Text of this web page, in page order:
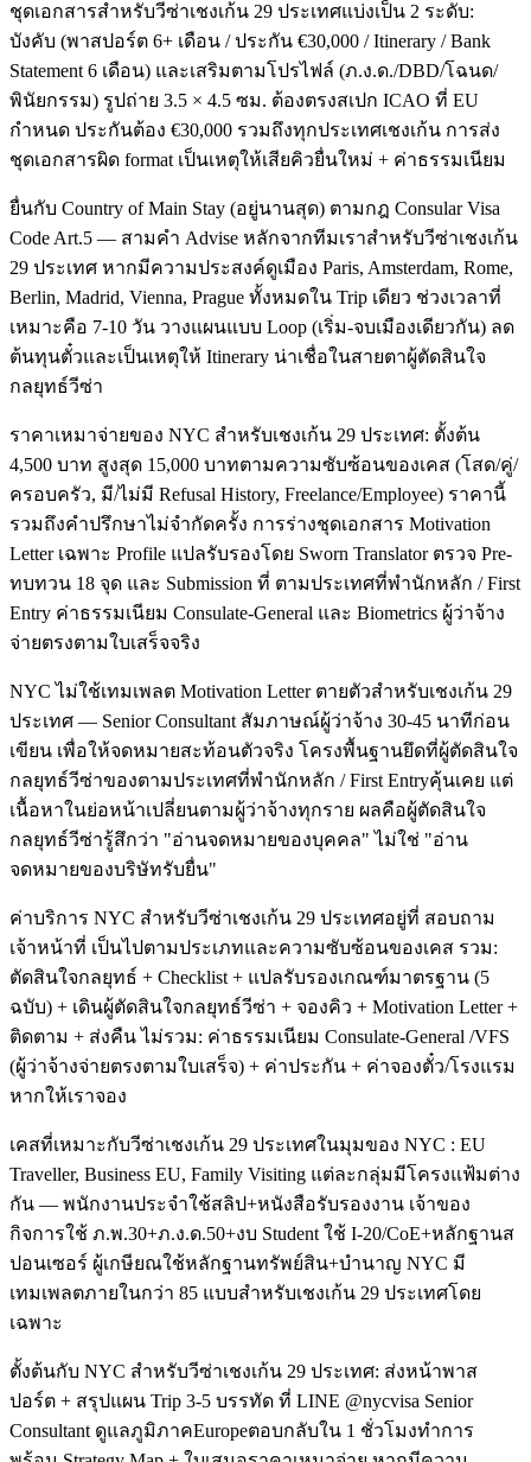
ชุดเอกสารสำหรับวีซ่าเชงเก้น 29 ประเทศแบ่งเป็น 2 ระดับ:
บังคับ (พาสปอร์ต 6+ เดือน / ประกัน €30,000 / Itinerary / Bank
Statement 6 เดือน) และเสริมตามโปรไฟล์ (ภ.ง.ด./DBD/โฉนด/
พินัยกรรม) รูปถ่าย 3.5 × 4.5 ซม. ต้องตรงสเปก ICAO ที่ EU
กำหนด ประกันต้อง €30,000 รวมถึงทุกประเทศเชงเก้น การส่ง
ชุดเอกสารผิด format เป็นเหตุให้เสียคิวยื่นใหม่ + ค่าธรรมเนียม
ยื่นกับ Country of Main Stay (อยู่นานสุด) ตามกฎ Consular Visa
Code Art.5 — สามคำ Advise หลักจากทีมเราสำหรับวีซ่าเชงเก้น
29 ประเทศ หากมีความประสงค์ดูเมือง Paris, Amsterdam, Rome,
Berlin, Madrid, Vienna, Prague ทั้งหมดใน Trip เดียว ช่วงเวลาที่
เหมาะคือ 7-10 วัน วางแผนแบบ Loop (เริ่ม-จบเมืองเดียวกัน) ลด
ต้นทุนตั๋วและเป็นเหตุให้ Itinerary น่าเชื่อในสายตาผู้ตัดสินใจ
กลยุทธ์วีซ่า
ราคาเหมาจ่ายของ NYC สำหรับเชงเก้น 29 ประเทศ: ตั้งต้น
4,500 บาท สูงสุด 15,000 บาทตามความซับซ้อนของเคส (โสด/คู่/
ครอบครัว, มี/ไม่มี Refusal History, Freelance/Employee) ราคานี้
รวมถึงคำปรึกษาไม่จำกัดครั้ง การร่างชุดเอกสาร Motivation
Letter เฉพาะ Profile แปลรับรองโดย Sworn Translator ตรวจ Pre-
ทบทวน 18 จุด และ Submission ที่ ตามประเทศที่พำนักหลัก / First
Entry ค่าธรรมเนียม Consulate-General และ Biometrics ผู้ว่าจ้าง
จ่ายตรงตามใบเสร็จจริง
NYC ไม่ใช้เทมเพลต Motivation Letter ตายตัวสำหรับเชงเก้น 29
ประเทศ — Senior Consultant สัมภาษณ์ผู้ว่าจ้าง 30-45 นาทีก่อน
เขียน เพื่อให้จดหมายสะท้อนตัวจริง โครงพื้นฐานยึดที่ผู้ตัดสินใจ
กลยุทธ์วีซ่าของตามประเทศที่พำนักหลัก / First Entryคุ้นเคย แต่
เนื้อหาในย่อหน้าเปลี่ยนตามผู้ว่าจ้างทุกราย ผลคือผู้ตัดสินใจ
กลยุทธ์วีซ่ารู้สึกว่า "อ่านจดหมายของบุคคล" ไม่ใช่ "อ่าน
จดหมายของบริษัทรับยื่น"
ค่าบริการ NYC สำหรับวีซ่าเชงเก้น 29 ประเทศอยู่ที่ สอบถาม
เจ้าหน้าที่ เป็นไปตามประเภทและความซับซ้อนของเคส รวม:
ตัดสินใจกลยุทธ์ + Checklist + แปลรับรองเกณฑ์มาตรฐาน (5
ฉบับ) + เดินผู้ตัดสินใจกลยุทธ์วีซ่า + จองคิว + Motivation Letter +
ติดตาม + ส่งคืน ไม่รวม: ค่าธรรมเนียม Consulate-General /VFS
(ผู้ว่าจ้างจ่ายตรงตามใบเสร็จ) + ค่าประกัน + ค่าจองตั๋ว/โรงแรม
หากให้เราจอง
เคสที่เหมาะกับวีซ่าเชงเก้น 29 ประเทศในมุมของ NYC : EU
Traveller, Business EU, Family Visiting แต่ละกลุ่มมีโครงแฟ้มต่าง
กัน — พนักงานประจำใช้สลิป+หนังสือรับรองงาน เจ้าของ
กิจการใช้ ภ.พ.30+ภ.ง.ด.50+งบ Student ใช้ I-20/CoE+หลักฐานส
ปอนเซอร์ ผู้เกษียณใช้หลักฐานทรัพย์สิน+บำนาญ NYC มี
เทมเพลตภายในกว่า 85 แบบสำหรับเชงเก้น 29 ประเทศโดย
เฉพาะ
ตั้งต้นกับ NYC สำหรับวีซ่าเชงเก้น 29 ประเทศ: ส่งหน้าพาส
ปอร์ต + สรุปแผน Trip 3-5 บรรทัด ที่ LINE @nycvisa Senior
Consultant ดูแลภูมิภาคEuropeตอบกลับใน 1 ชั่วโมงทำการ